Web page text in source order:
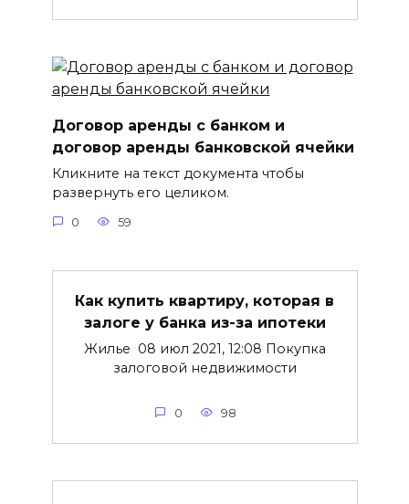
Договор аренды с банком и
договор аренды банковской ячейки
Кликните на текст документа чтобы
развернуть его целиком.
0 59
Как купить квартиру, которая в
залоге у банка из-за ипотеки
Жилье 08 июл 2021, 12:08 Покупка
залоговой недвижимости
0 98